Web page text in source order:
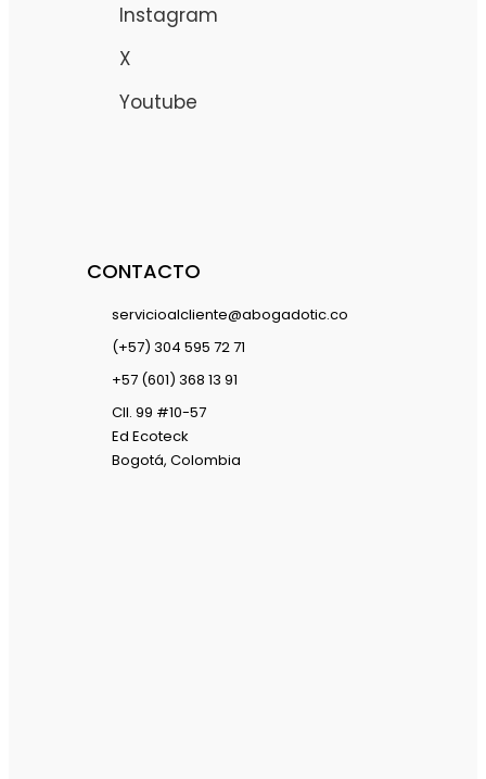
Instagram
X
Youtube
CONTACTO
servicioalcliente@abogadotic.co
(+57) 304 595 72 71
+57 (601) 368 13 91
Cll. 99 #10-57
Ed Ecoteck
Bogotá, Colombia